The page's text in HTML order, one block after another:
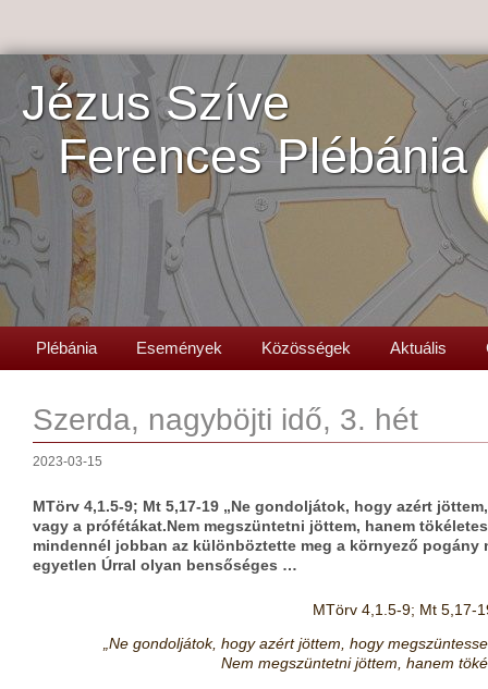
Jézus Szíve
Ferences Plébánia
Plébánia Események Közösségek Aktuális
Szerda, nagyböjti idő, 3. hét
2023-03-15
MTörv 4,1.5-9; Mt 5,17-19 „Ne gondoljátok, hogy azért
vagy a prófétákat.Nem megszüntetni jöttem, hanem
mindennél jobban az különböztette meg a környező
egyetlen Úrral olyan bensőséges …
MTörv 4,1.5-9; Mt 5,17-
„Ne gondoljátok, hogy azért jöttem, hogy
Nem megszüntetni jöttem, hanem